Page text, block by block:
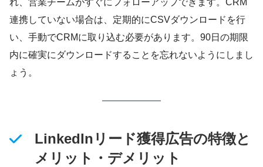
連携していない場合は、定期的にCSVダウンロードを行
い、手動でCRMに取り込む必要があります。90日の期限
内に確実にダウンロードすることを忘れないようにしまし
ょう。
LinkedInリード獲得広告の特徴と
メリット・デメリット